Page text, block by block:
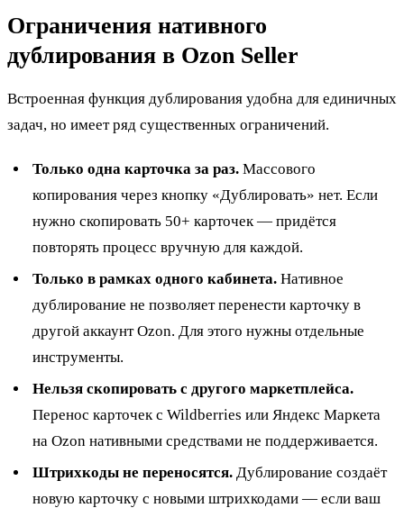
Ограничения нативного
дублирования в Ozon Seller
Встроенная функция дублирования удобна для единичных
задач, но имеет ряд существенных ограничений.
Только одна карточка за раз. Массового
копирования через кнопку «Дублировать» нет. Если
нужно скопировать 50+ карточек — придётся
повторять процесс вручную для каждой.
Только в рамках одного кабинета. Нативное
дублирование не позволяет перенести карточку в
другой аккаунт Ozon. Для этого нужны отдельные
инструменты.
Нельзя скопировать с другого маркетплейса.
Перенос карточек с Wildberries или Яндекс Маркета
на Ozon нативными средствами не поддерживается.
Штрихкоды не переносятся. Дублирование создаёт
новую карточку с новыми штрихкодами — если ваш